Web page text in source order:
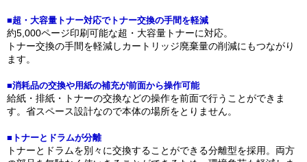
■超・大容量トナー対応でトナー交換の手間を軽減
約5,000ページ印刷可能な超・大容量トナーに対応。
トナー交換の手間を軽減しカートリッジ廃棄量の削減にもつながり
ます。
■消耗品の交換や用紙の補充が前面から操作可能
給紙・排紙・トナーの交換などの操作を前面で行うことができま
す。省スペース設計なので本体の場所をとりません。
■トナーとドラムが分離
トナーとドラムを別々に交換することができる分離型を採用。両方